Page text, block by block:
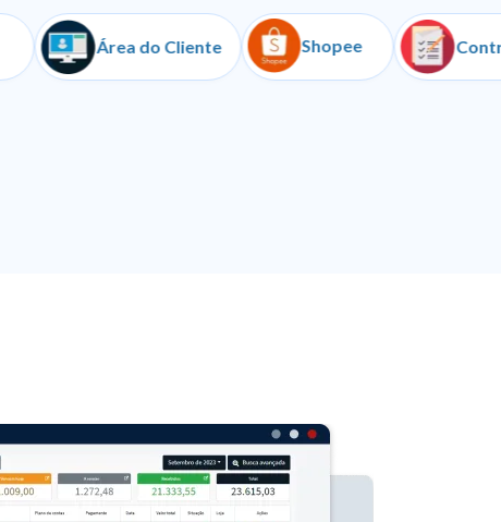
Iugu Área do Cliente Shopee